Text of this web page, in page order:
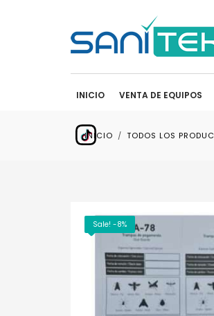
INICIO VENTA DE EQUIPOS
INICIO TODOS LOS
Sale! -8%